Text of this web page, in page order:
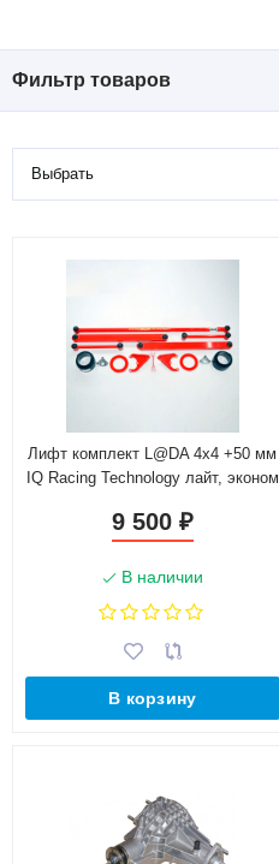
Фильтр товаров
Выбрать
Лифт комплект L@DA 4х4 +50 мм
IQ Racing Technology лайт, эконом
9 500 ₽
В наличии
В корзину